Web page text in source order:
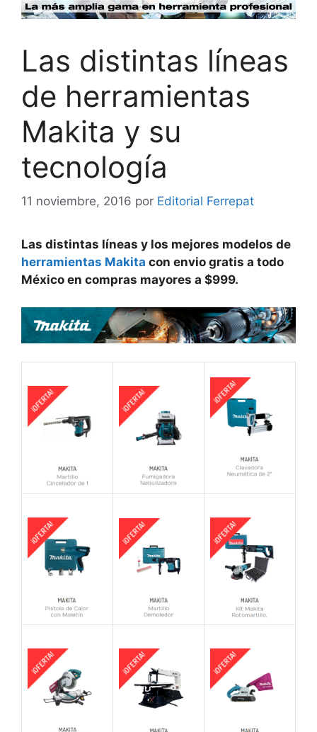
Las distintas líneas
de herramientas
Makita y su
tecnología
11 noviembre, 2016 por Editorial Ferrepat
Las distintas líneas y los mejores modelos de
herramientas Makita con envio gratis a todo
México en compras mayores a $999.